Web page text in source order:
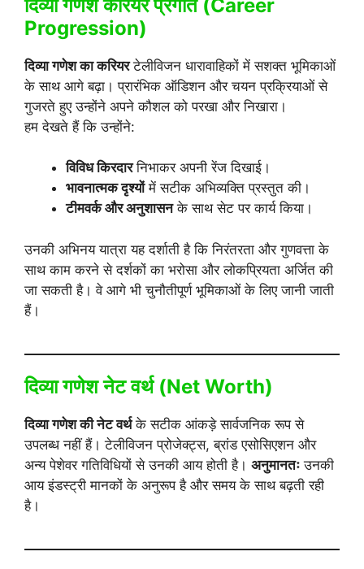
दिव्या गणेश करियर प्रगति (Career
Progression)
दिव्या गणेश का करियरटेलीविजन धारावाहिकों में सशक्त भूमिकाओं
के साथ आगे बढ़ा। प्रारंभिक ऑडिशन और चयन प्रक्रियाओं से
गुजरते हुए उन्होंने अपने कौशल को परखा और निखारा।
हम देखते हैं कि उन्होंने:
विविध किरदारनिभाकर अपनी रेंज दिखाई।
भावनात्मक दृश्योंमें सटीक अभिव्यक्ति प्रस्तुत की।
टीमवर्क और अनुशासनके साथ सेट पर कार्य किया।
उनकी अभिनय यात्रा यह दर्शाती है कि निरंतरता और गुणवत्ता के
साथ काम करने से दर्शकों का भरोसा और लोकप्रियता अर्जित की
जा सकती है। वे आगे भी चुनौतीपूर्ण भूमिकाओं के लिए जानी जाती
हैं।
दिव्या गणेश नेट वर्थ (Net Worth)
दिव्या गणेश की नेट वर्थके सटीक आंकड़े सार्वजनिक रूप से
उपलब्ध नहीं हैं। टेलीविजन प्रोजेक्ट्स, ब्रांड एसोसिएशन और
अन्य पेशेवर गतिविधियों से उनकी आय होती है। अनुमानतः उनकी
आय इंडस्ट्री मानकों के अनुरूप है और समय के साथ बढ़ती रही
है।